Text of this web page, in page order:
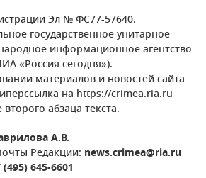
Эл № ФС77-57640.
государственное унитарное
информационное агентство
«Россия сегодня»).
материалов и новостей сайта
на https://crimea.ria.ru
абзаца текста.
А.В.
Редакции: news.crimea@ria.ru
(495) 645-6601